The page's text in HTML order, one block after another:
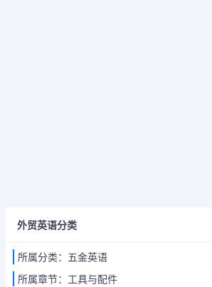
外贸英语分类
所属分类：五金英语
所属章节：工具与配件